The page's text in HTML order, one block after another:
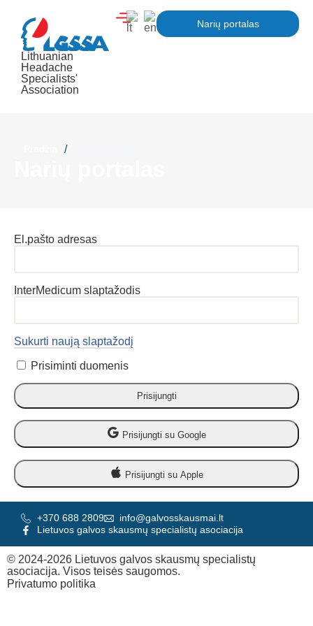
Lithuanian
Headache
Specialists'
Association
Narių portalas
/
El.pašto adresas
InterMedicum slaptažodis
Sukurti naują slaptažodį
Prisiminti duomenis
Prisijungti su Google
Prisijungti su Apple
+370 688 2809
info@galvosskausmai.lt
Lietuvos galvos skausmų specialistų asociacija
© 2024-2026 Lietuvos galvos skausmų specialistų
asociacija. Visos teisės saugomos.
Privatumo politika